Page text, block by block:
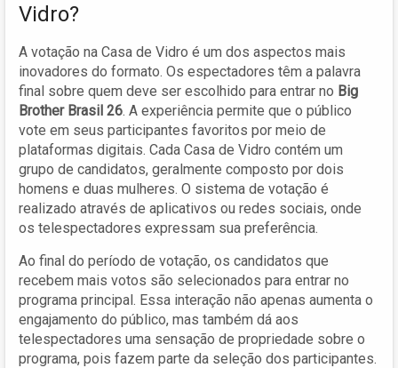
Vidro?
A votação na Casa de Vidro é um dos aspectos mais
inovadores do formato. Os espectadores têm a palavra
final sobre quem deve ser escolhido para entrar no Big
Brother Brasil 26. A experiência permite que o público
vote em seus participantes favoritos por meio de
plataformas digitais. Cada Casa de Vidro contém um
grupo de candidatos, geralmente composto por dois
homens e duas mulheres. O sistema de votação é
realizado através de aplicativos ou redes sociais, onde
os telespectadores expressam sua preferência.
Ao final do período de votação, os candidatos que
recebem mais votos são selecionados para entrar no
programa principal. Essa interação não apenas aumenta o
engajamento do público, mas também dá aos
telespectadores uma sensação de propriedade sobre o
programa, pois fazem parte da seleção dos participantes.